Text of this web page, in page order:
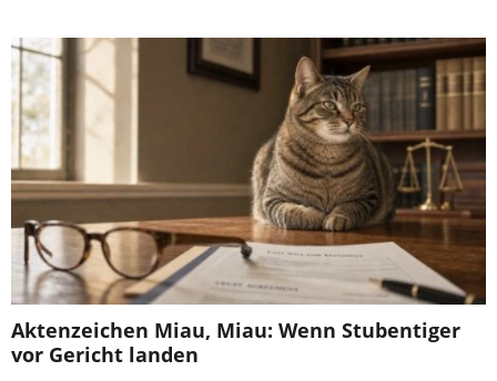
Aktenzeichen Miau, Miau: Wenn Stubentiger
vor Gericht landen